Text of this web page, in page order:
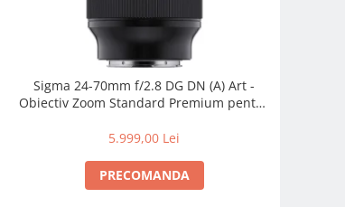
Sigma 24-70mm f/2.8 DG DN (A) Art -
Obiectiv Zoom Standard Premium pentru
5.999,00 Lei
PRECOMANDA